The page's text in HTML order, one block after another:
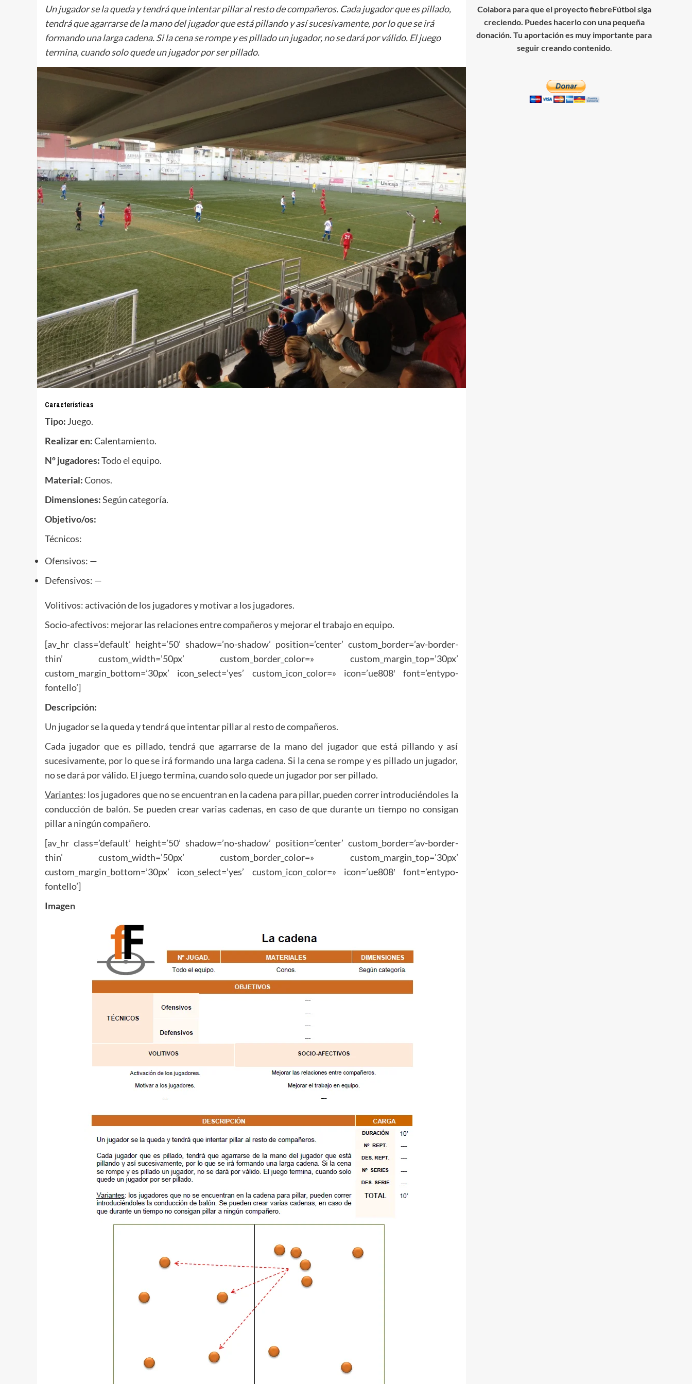
Un jugador se la queda y tendrá que intentar pillar al resto de compañeros. Cada jugador que es pillado,
tendrá que agarrarse de la mano del jugador que está pillando y así sucesivamente, por lo que se irá
formando una larga cadena. Si la cena se rompe y es pillado un jugador, no se dará por válido. El juego
termina, cuando solo quede un jugador por ser pillado.
Características
Tipo: Juego.
Realizar en:Calentamiento.
Nº jugadores:Todo el equipo.
Material:Conos.
Dimensiones:Según categoría.
Objetivo/os:
Técnicos:
Ofensivos: —
Defensivos: —
Volitivos: activación de los jugadores y motivar a los jugadores.
Socio-afectivos: mejorar las relaciones entre compañeros y mejorar el trabajo en equipo.
[av_hr class=’default’ height=’50’ shadow=’no-shadow’ position=’center’ custom_border=’av-border-
thin’ custom_width=’50px’ custom_border_color=» custom_margin_top=’30px’
custom_margin_bottom=’30px’ icon_select=’yes’ custom_icon_color=» icon=’ue808′ font=’entypo-
fontello’]
Descripción:
Un jugador se la queda y tendrá que intentar pillar al resto de compañeros.
Cada jugador que es pillado, tendrá que agarrarse de la mano del jugador que está pillando y así
sucesivamente, por lo que se irá formando una larga cadena. Si la cena se rompe y es pillado un jugador,
no se dará por válido. El juego termina, cuando solo quede un jugador por ser pillado.
Variantes: los jugadores que no se encuentran en la cadena para pillar, pueden correr introduciéndoles la
conducción de balón. Se pueden crear varias cadenas, en caso de que durante un tiempo no consigan
pillar a ningún compañero.
[av_hr class=’default’ height=’50’ shadow=’no-shadow’ position=’center’ custom_border=’av-border-
thin’ custom_width=’50px’ custom_border_color=» custom_margin_top=’30px’
custom_margin_bottom=’30px’ icon_select=’yes’ custom_icon_color=» icon=’ue808′ font=’entypo-
fontello’]
Imagen
Colabora para que el proyecto fiebreFútbol siga
creciendo. Puedes hacerlo con una pequeña
donación. Tu aportación es muy importante para
seguir creando contenido.